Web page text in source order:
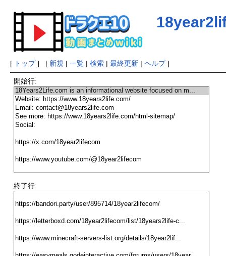
[ トップ] [ 新規 | 一覧| 検索| 最終更新| ヘルプ]
開始行:
終了行: